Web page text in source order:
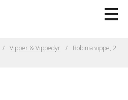
Vipper & Vippedyr
Robinia vippe, 2